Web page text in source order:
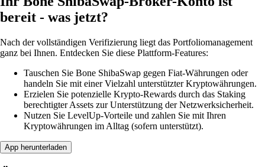
bereit - was jetzt?
Nach der vollständigen Verifizierung liegt das Portfoliomanagement
ganz bei Ihnen. Entdecken Sie diese Plattform-Features:
Tauschen Sie Bone ShibaSwap gegen Fiat-Währungen oder
handeln Sie mit einer Vielzahl unterstützter Kryptowährungen.
Erzielen Sie potenzielle Krypto-Rewards durch das Staking
berechtigter Assets zur Unterstützung der Netzwerksicherheit.
Nutzen Sie LevelUp-Vorteile und zahlen Sie mit Ihren
Kryptowährungen im Alltag (sofern unterstützt).
App herunterladen